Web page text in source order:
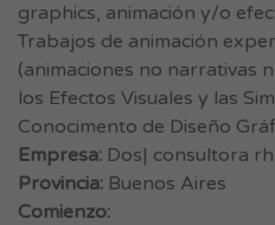
graphics, animación y/o
Trabajos de animación
(animaciones no narrativas
los Efectos Visuales y las
Conocimento de Diseño
Empresa: Dos| consultora rh
Provincia: Buenos Aires
Comienzo: